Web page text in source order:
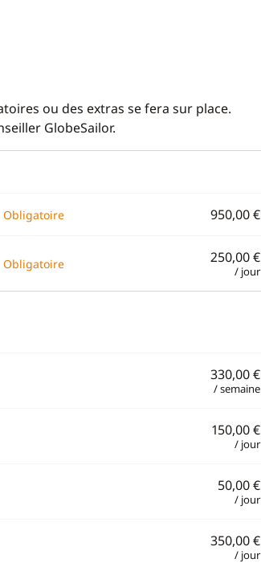
ou des extras se fera sur place.
GlobeSailor.
Obligatoire 950,00 €
Obligatoire 250,00 €
/ jour
330,00 €
/ semaine
150,00 €
/ jour
50,00 €
/ jour
350,00 €
/ jour